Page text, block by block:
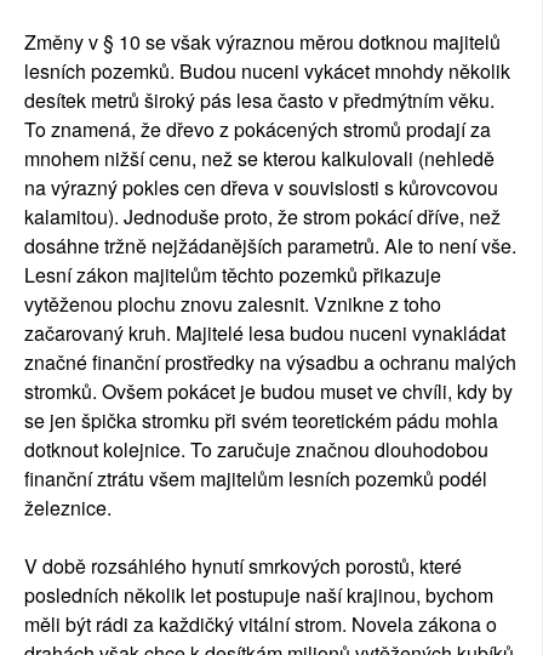
Změny v § 10 se však výraznou měrou dotknou majitelů
lesních pozemků. Budou nuceni vykácet mnohdy několik
desítek metrů široký pás lesa často v předmýtním věku.
To znamená, že dřevo z pokácených stromů prodají za
mnohem nižší cenu, než se kterou kalkulovali (nehledě
na výrazný pokles cen dřeva v souvislosti s kůrovcovou
kalamitou). Jednoduše proto, že strom pokácí dříve, než
dosáhne tržně nejžádanějších parametrů. Ale to není vše.
Lesní zákon majitelům těchto pozemků přikazuje
vytěženou plochu znovu zalesnit. Vznikne z toho
začarovaný kruh. Majitelé lesa budou nuceni vynakládat
značné finanční prostředky na výsadbu a ochranu malých
stromků. Ovšem pokácet je budou muset ve chvíli, kdy by
se jen špička stromku při svém teoretickém pádu mohla
dotknout kolejnice. To zaručuje značnou dlouhodobou
finanční ztrátu všem majitelům lesních pozemků podél
železnice.
V době rozsáhlého hynutí smrkových porostů, které
posledních několik let postupuje naší krajinou, bychom
měli být rádi za každičký vitální strom. Novela zákona o